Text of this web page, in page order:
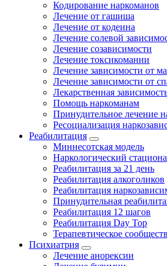
Кодирование наркоманов
Лечение от гашиша
Лечение от кодеина
Лечение солевой
Лечение созависимости
Лечение токсикомании
Лечение зависимости от
Лечение зависимости от
Лекарственная
Помощь наркоманам
Принудительное лечение
Ресоциализация
Реабилитация
Миннесотская модель
Наркологический
Реабилитация за 21 день
Реабилитация алкоголиков
Реабилитация
Принудительная
Реабилитация 12 шагов
Реабилитация Day Top
Терапевтическое
Психиатрия
Лечение анорексии